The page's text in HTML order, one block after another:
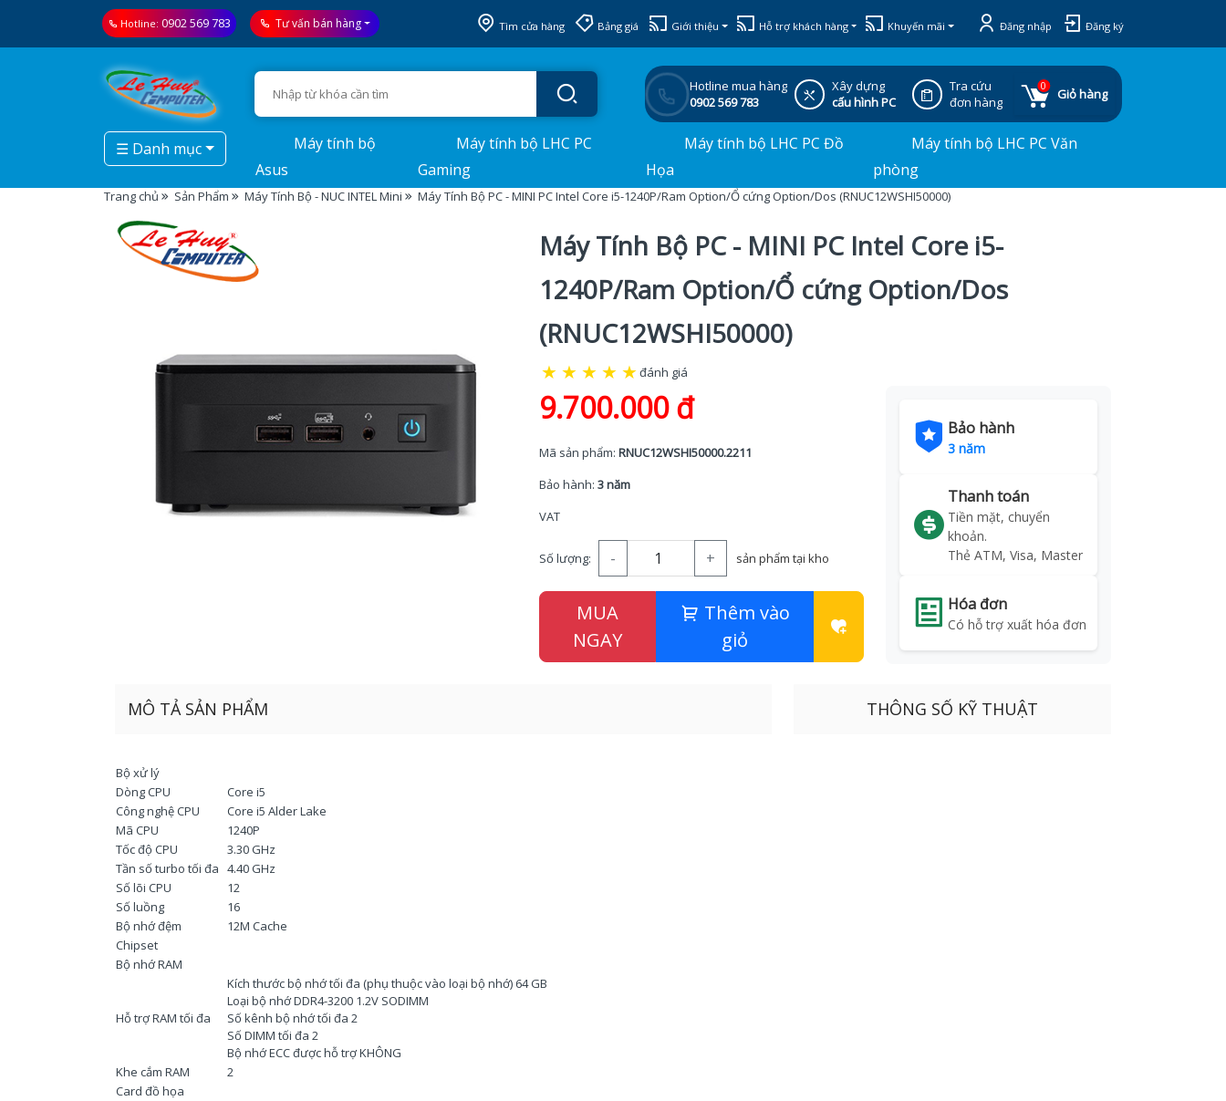
Hotline: 0902 569 783 Tư vấn bán hàng Tìm cửa hàng Bảng giá Giới thiệu Hỗ trợ khách hàng Khuyến mãi Đăng nhập Đăng ký
Hotline mua hàng
0902 569 783
Xây dựng
cấu hình PC
Tra cứu
đơn hàng
0
Giỏ hàng
☰ Danh mục
Máy tính bộ
Asus
Máy tính bộ LHC PC
Gaming
Máy tính bộ LHC PC Đồ
Họa
Máy tính bộ LHC PC Văn
phòng
Trang chủ Sản Phẩm Máy Tính Bộ - NUC INTEL Mini Máy Tính Bộ PC - MINI PC Intel Core i5-1240P/Ram Option/Ổ cứng Option/Dos (RNUC12WSHI50000)
Máy Tính Bộ PC - MINI PC Intel Core i5-
1240P/Ram Option/Ổ cứng Option/Dos
(RNUC12WSHI50000)
★ ★ ★ ★ ★đánh giá
9.700.000 đ
Mã sản phẩm: RNUC12WSHI50000.2211
Bảo hành: 3 năm
VAT
Số lượng: - + sản phẩm tại kho
MUA
NGAY
Thêm vào
giỏ
Bảo hành
3 năm
Thanh toán
Tiền mặt, chuyển
khoản.
Thẻ ATM, Visa, Master
Hóa đơn
Có hỗ trợ xuất hóa đơn
MÔ TẢ SẢN PHẨM
Bộ xử lý
Dòng CPU
Core i5
Công nghệ CPU
Core i5 Alder Lake
Mã CPU
1240P
Tốc độ CPU
3.30 GHz
Tần số turbo tối đa 4.40 GHz
Số lõi CPU
12
Số luồng
16
Bộ nhớ đệm
12M Cache
Chipset
Bộ nhớ RAM
Hỗ trợ RAM tối đa
Kích thước bộ nhớ tối đa (phụ thuộc vào loại bộ nhớ) 64 GB
Loại bộ nhớ DDR4-3200 1.2V SODIMM
Số kênh bộ nhớ tối đa 2
Số DIMM tối đa 2
Bộ nhớ ECC được hỗ trợ KHÔNG
Khe cắm RAM
2
Card đồ họa
THÔNG SỐ KỸ THUẬT